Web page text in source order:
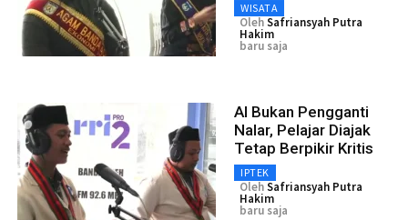
WISATA
OlehSafriansyah Putra
Hakim
baru saja
AI Bukan Pengganti
Nalar, Pelajar Diajak
Tetap Berpikir Kritis
IPTEK
OlehSafriansyah Putra
Hakim
baru saja